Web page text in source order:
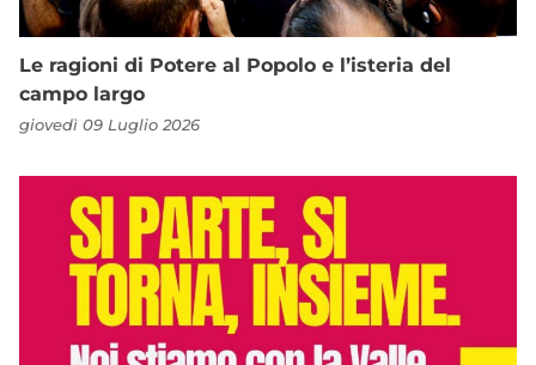
Le ragioni di Potere al Popolo e l’isteria del
campo largo
giovedì 09 Luglio 2026